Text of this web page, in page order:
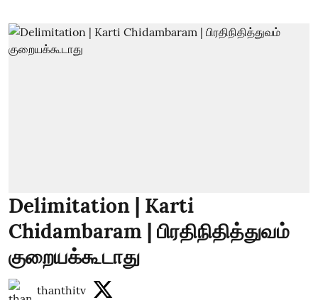
Delimitation | Karti
Chidambaram | பிரதிநிதித்துவம்
குறையக்கூடாது
thanthitv